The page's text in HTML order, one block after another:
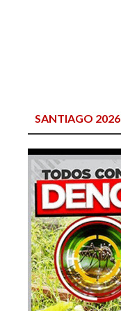
SANTIAGO 2026